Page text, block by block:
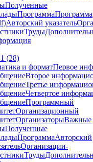
Полученные
ПрограммаПрограмма
Авторский указатель
Труды
(28)
и форматПервое
Второе
Третье
Четвертое
Программный
Организационный
ОрганизаторыВажные
Полученные
ПрограммаАвторский
Организации-
Труды